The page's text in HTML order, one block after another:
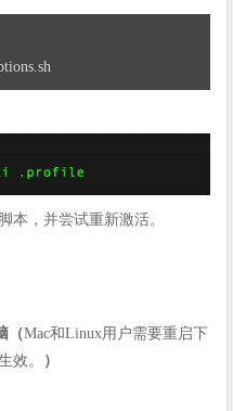
.sh
本，并尝试重新激活。
（Mac和Linux用户需要重启下
效。
）